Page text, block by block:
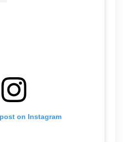
on Instagram